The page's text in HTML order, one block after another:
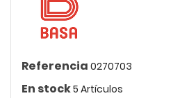
Referencia 0270703
En stock5 Artículos